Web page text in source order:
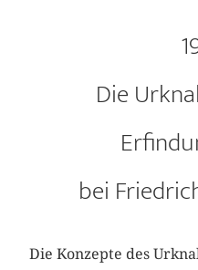
Die
bei
Die Konzepte des